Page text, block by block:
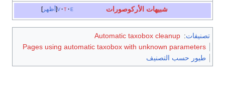
أظهر v شبيهات الأركوصورات
تصنيفات:
Automatic taxobox cleanup
Pages using automatic taxobox with unknown parameters
طيور حسب التصنيف